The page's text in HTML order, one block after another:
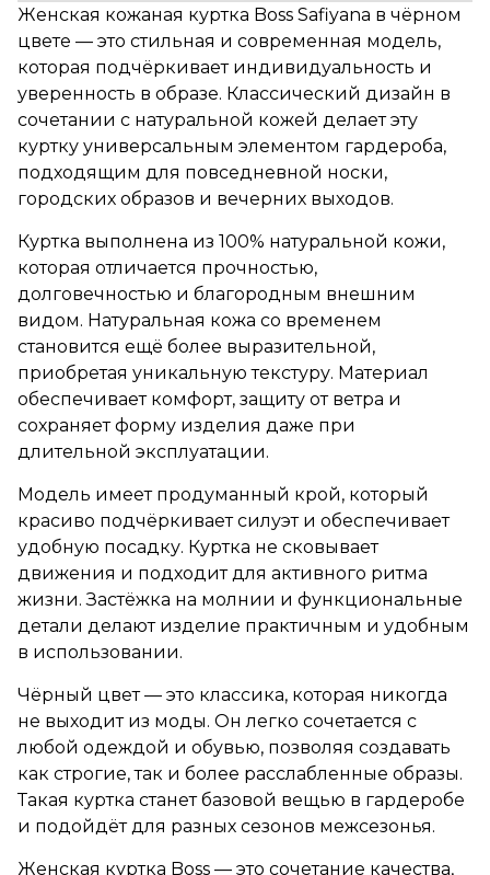
Женская кожаная куртка Boss Safiyana в чёрном
цвете — это стильная и современная модель,
которая подчёркивает индивидуальность и
уверенность в образе. Классический дизайн в
сочетании с натуральной кожей делает эту
куртку универсальным элементом гардероба,
подходящим для повседневной носки,
городских образов и вечерних выходов.
Куртка выполнена из 100% натуральной кожи,
которая отличается прочностью,
долговечностью и благородным внешним
видом. Натуральная кожа со временем
становится ещё более выразительной,
приобретая уникальную текстуру. Материал
обеспечивает комфорт, защиту от ветра и
сохраняет форму изделия даже при
длительной эксплуатации.
Модель имеет продуманный крой, который
красиво подчёркивает силуэт и обеспечивает
удобную посадку. Куртка не сковывает
движения и подходит для активного ритма
жизни. Застёжка на молнии и функциональные
детали делают изделие практичным и удобным
в использовании.
Чёрный цвет — это классика, которая никогда
не выходит из моды. Он легко сочетается с
любой одеждой и обувью, позволяя создавать
как строгие, так и более расслабленные образы.
Такая куртка станет базовой вещью в гардеробе
и подойдёт для разных сезонов межсезонья.
Женская куртка Boss — это сочетание качества,